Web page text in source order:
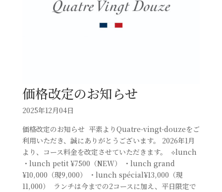
価格改定のお知らせ⁡
2025年12月04日
価格改定のお知らせ⁡ ⁡⁡ ⁡平素よりQuatre-vingt-douzeをご
利用いただき、誠にありがとうございます。⁡ ⁡2026年1月
より、コース料金を改定させていただきます。⁡ ⁡⁡ ⁡︎︎⟡lunch⁡⁡
⁡・lunch petit ¥7500（NEW） ⁡・lunch grand
¥10,000（現9,000）⁡ ⁡・lunch spécial¥13,000（現
11,000）⁡ ⁡⁡⁡ ⁡ランチは今までの2コースに加え、平日限定で